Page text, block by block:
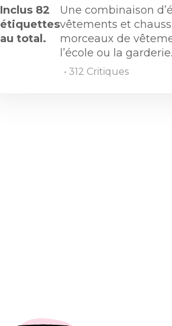
Inclus 82
étiquettes
au total.
Une combinaison
vêtements et
morceaux de
l’école ou la garderie.
• 312 Critiques